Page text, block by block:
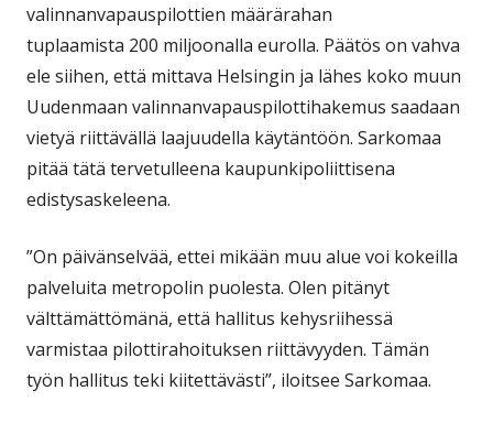
valinnanvapauspilottien määrärahan
tuplaamista 200 miljoonalla eurolla. Päätös on vahva
ele siihen, että mittava Helsingin ja lähes koko muun
Uudenmaan valinnanvapauspilottihakemus saadaan
vietyä riittävällä laajuudella käytäntöön. Sarkomaa
pitää tätä tervetulleena kaupunkipoliittisena
edistysaskeleena.
”On päivänselvää, ettei mikään muu alue voi kokeilla
palveluita metropolin puolesta. Olen pitänyt
välttämättömänä, että hallitus kehysriihessä
varmistaa pilottirahoituksen riittävyyden. Tämän
työn hallitus teki kiitettävästi”, iloitsee Sarkomaa.